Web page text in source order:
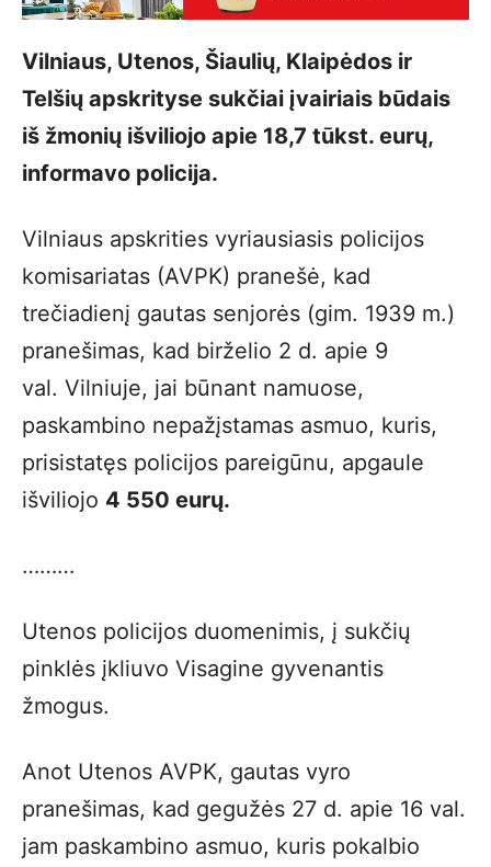
Vilniaus, Utenos, Šiaulių, Klaipėdos ir
Telšių apskrityse sukčiai įvairiais būdais
iš žmonių išviliojo apie 18,7 tūkst. eurų,
informavo policija.
Vilniaus apskrities vyriausiasis policijos
komisariatas (AVPK) pranešė, kad
trečiadienį gautas senjorės (gim. 1939 m.)
pranešimas, kad birželio 2 d. apie 9
val. Vilniuje, jai būnant namuose,
paskambino nepažįstamas asmuo, kuris,
prisistatęs policijos pareigūnu, apgaule
išviliojo 4 550 eurų.
………
Utenos policijos duomenimis, į sukčių
pinklės įkliuvo Visagine gyvenantis
žmogus.
Anot Utenos AVPK, gautas vyro
pranešimas, kad gegužės 27 d. apie 16 val.
jam paskambino asmuo, kuris pokalbio